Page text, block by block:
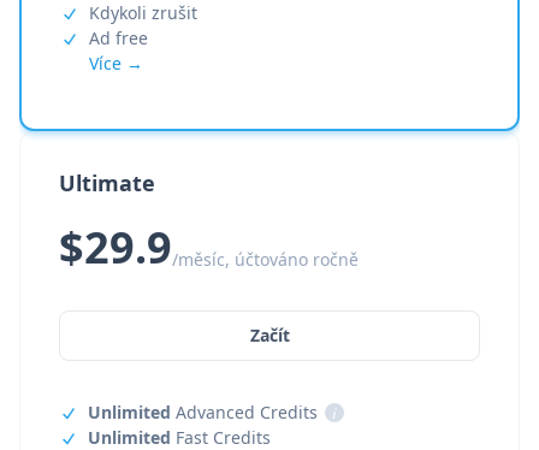
Kdykoli zrušit
Ad free
Více →
Ultimate
$29.9/měsíc, účtováno ročně
Začít
Unlimited Advanced Credits
i
Unlimited Fast Credits